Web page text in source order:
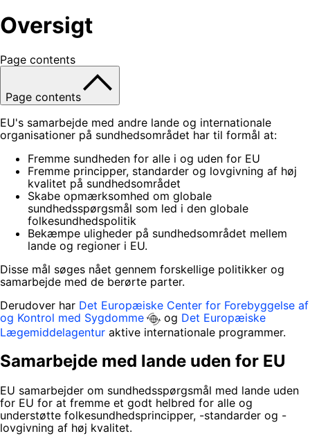
Oversigt
Page contents
Page contents
EU's samarbejde med andre lande og internationale
organisationer på sundhedsområdet har til formål at:
Fremme sundheden for alle i og uden for EU
Fremme principper, standarder og lovgivning af høj
kvalitet på sundhedsområdet
Skabe opmærksomhed om globale
sundhedsspørgsmål som led i den globale
folkesundhedspolitik
Bekæmpe uligheder på sundhedsområdet mellem
lande og regioner i EU.
Disse mål søges nået gennem forskellige politikker og
samarbejde med de berørte parter.
Derudover har Det Europæiske Center for Forebyggelse af
og Kontrol med Sygdomme
og Det Europæiske
Lægemiddelagentur aktive internationale programmer.
Samarbejde med lande uden for EU
EU samarbejder om sundhedsspørgsmål med lande uden
for EU for at fremme et godt helbred for alle og
understøtte folkesundhedsprincipper, -standarder og -
lovgivning af høj kvalitet.